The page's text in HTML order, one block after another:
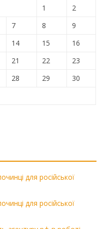
1
2
7 8
9
14 15
16
21 22
23
28 29
30
для російської
для російської